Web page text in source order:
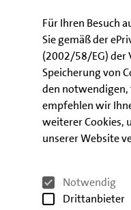
Für Ihren Besuch
Sie gemäß der
(2002/58/EG) der
Speicherung von
den
empfehlen wir
weiterer Cookies,
unserer Website
Notwendig
Drittanbieter
Die Teilnahme an
Download
Präsentation